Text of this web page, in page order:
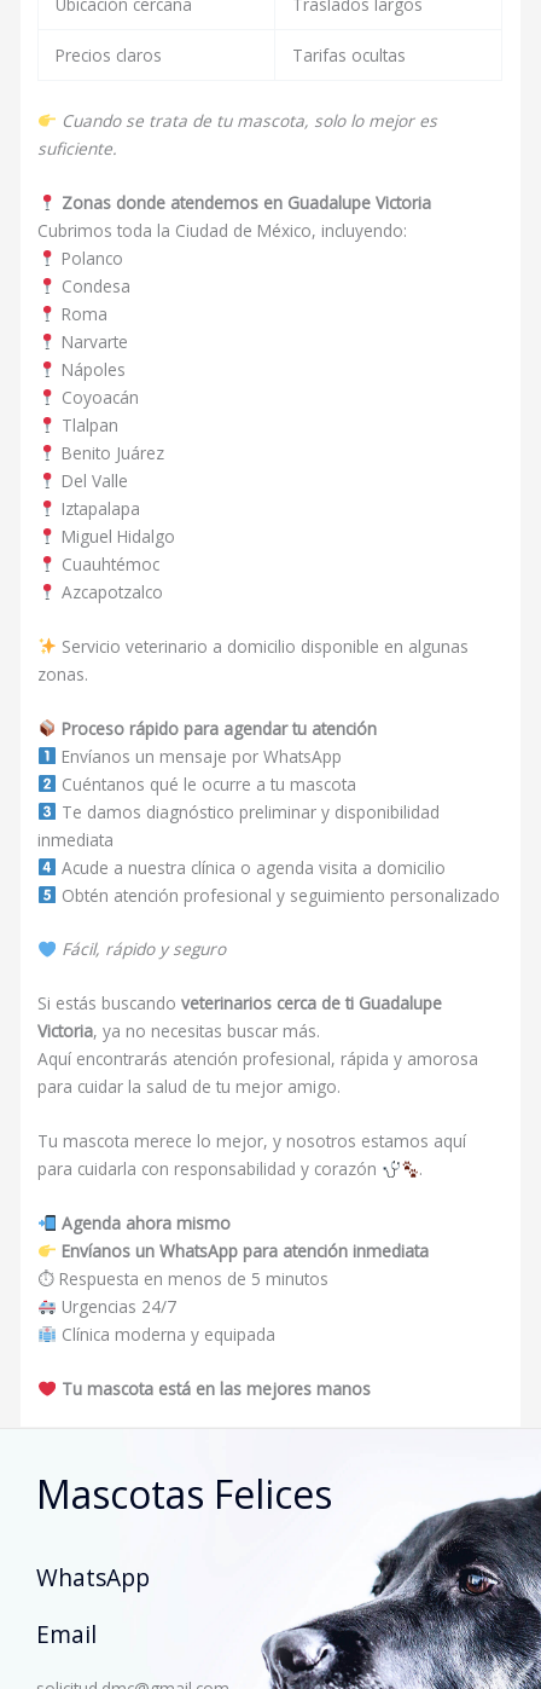
Ubicación cercana Traslados largos
Precios claros Tarifas ocultas
Cuando se trata de tu mascota, solo lo mejor es
suficiente.
Zonas donde atendemos en Guadalupe Victoria
Cubrimos toda la Ciudad de México, incluyendo:
Polanco
Condesa
Roma
Narvarte
Nápoles
Coyoacán
Tlalpan
Benito Juárez
Del Valle
Iztapalapa
Miguel Hidalgo
Cuauhtémoc
Azcapotzalco
Servicio veterinario a domicilio disponible en algunas
zonas.
Proceso rápido para agendar tu atención
Envíanos un mensaje por WhatsApp
Cuéntanos qué le ocurre a tu mascota
Te damos diagnóstico preliminar y disponibilidad
inmediata
Acude a nuestra clínica o agenda visita a domicilio
Obtén atención profesional y seguimiento personalizado
Fácil, rápido y seguro
Si estás buscandoveterinarios cerca de ti Guadalupe
Victoria, ya no necesitas buscar más.
Aquí encontrarás atención profesional, rápida y amorosa
para cuidar la salud de tu mejor amigo.
Tu mascota merece lo mejor, y nosotros estamos aquí
para cuidarla con responsabilidad y corazón
.
Agenda ahora mismo
Envíanos un WhatsApp para atención inmediata
⏱ Respuesta en menos de 5 minutos
Urgencias 24/7
Clínica moderna y equipada
Tu mascota está en las mejores manos
Mascotas Felices
WhatsApp
Email